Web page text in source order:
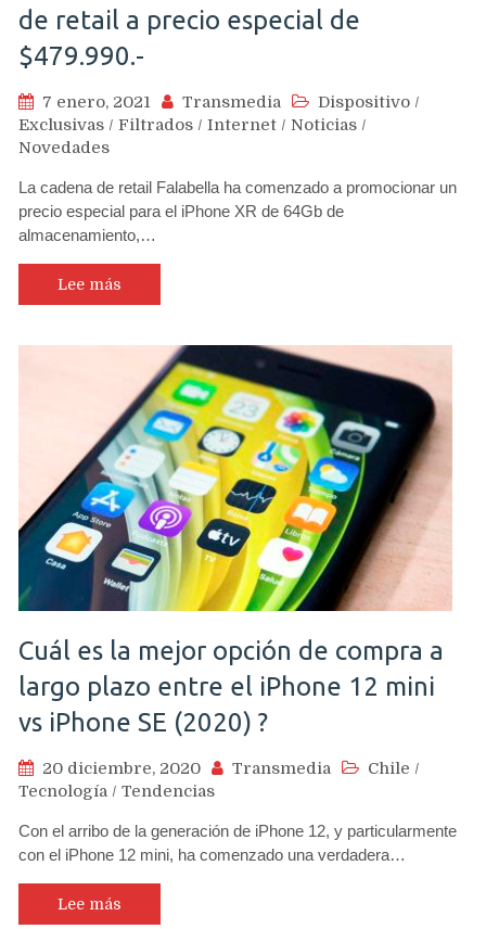
de retail a precio especial de
$479.990.-
7 enero, 2021 Transmedia Dispositivo /
Exclusivas / Filtrados / Internet / Noticias /
Novedades
La cadena de retail Falabella ha comenzado a promocionar un
precio especial para el iPhone XR de 64Gb de
almacenamiento,…
Lee más
Cuál es la mejor opción de compra a
largo plazo entre el iPhone 12 mini
vs iPhone SE (2020) ?
20 diciembre, 2020 Transmedia Chile /
Tecnología / Tendencias
Con el arribo de la generación de iPhone 12, y particularmente
con el iPhone 12 mini, ha comenzado una verdadera…
Lee más